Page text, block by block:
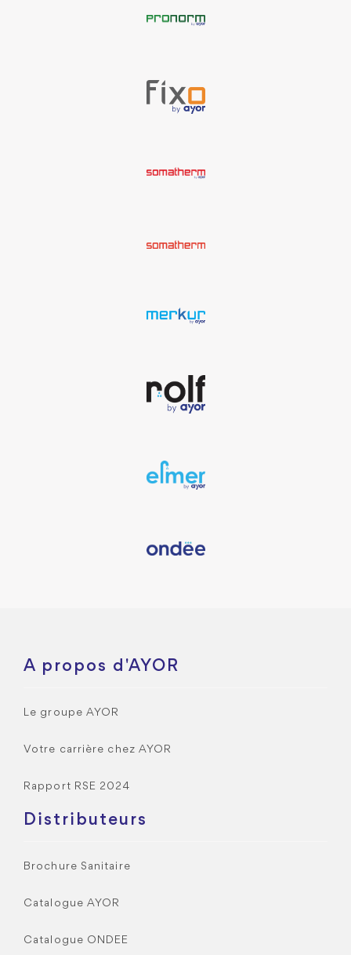
A propos d'AYOR
Le groupe AYOR
Votre carrière chez AYOR
Rapport RSE 2024
Distributeurs
Brochure Sanitaire
Catalogue AYOR
Catalogue ONDEE